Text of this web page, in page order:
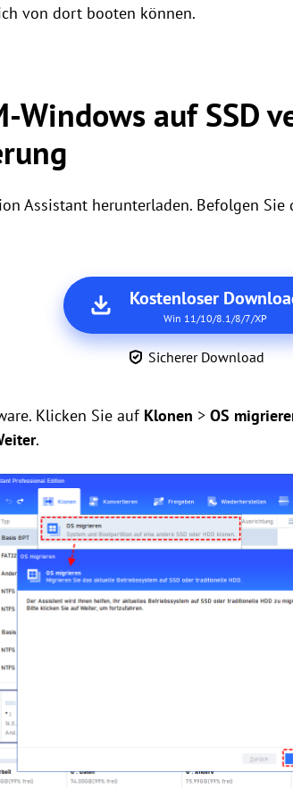
von dort booten können.
Windows auf SSD
Assistant herunterladen. Befolgen
Kostenloser
Win 11/10/8.1/8/7/XP
Sicherer Download
Klicken Sie auf Klonen > OS
.